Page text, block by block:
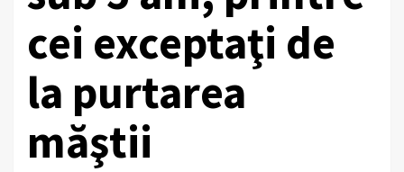
cei exceptaţi de
la purtarea
măştii